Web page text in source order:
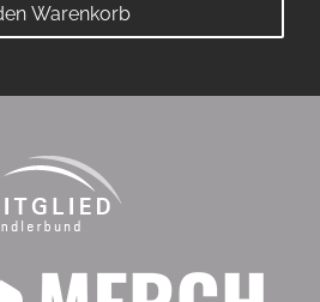
WEISS
Warenkorb